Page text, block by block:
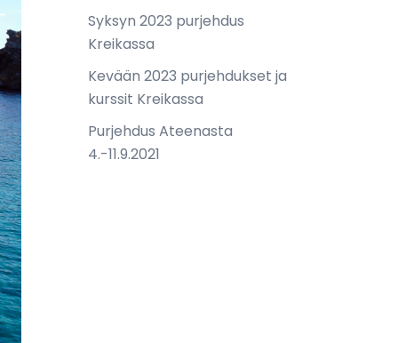
Syksyn 2023 purjehdus
Kreikassa
Kevään 2023 purjehdukset ja
kurssit Kreikassa
Purjehdus Ateenasta
4.-11.9.2021